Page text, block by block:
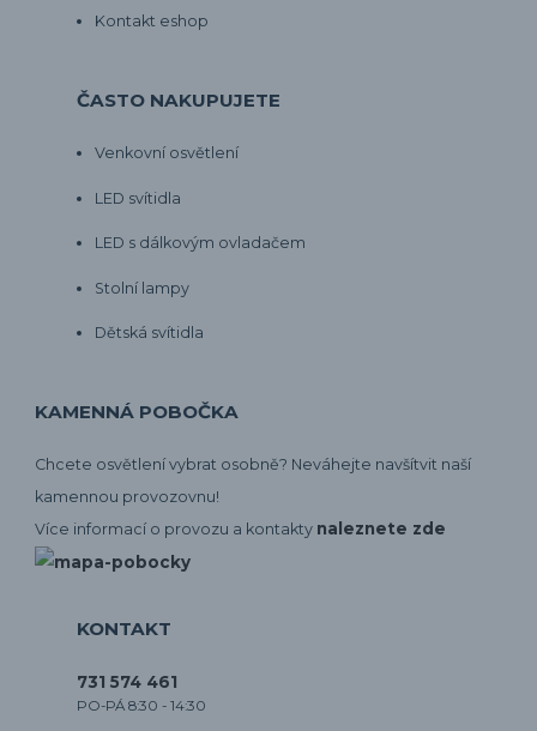
Kontakt eshop
ČASTO NAKUPUJETE
Venkovní osvětlení
LED svítidla
LED s dálkovým ovladačem
Stolní lampy
Dětská svítidla
KAMENNÁ POBOČKA
Chcete osvětlení vybrat osobně? Neváhejte navšítvit naší
kamennou provozovnu!
Více informací o provozu a kontakty naleznete zde
KONTAKT
731 574 461
PO-PÁ 8:30 - 14:30